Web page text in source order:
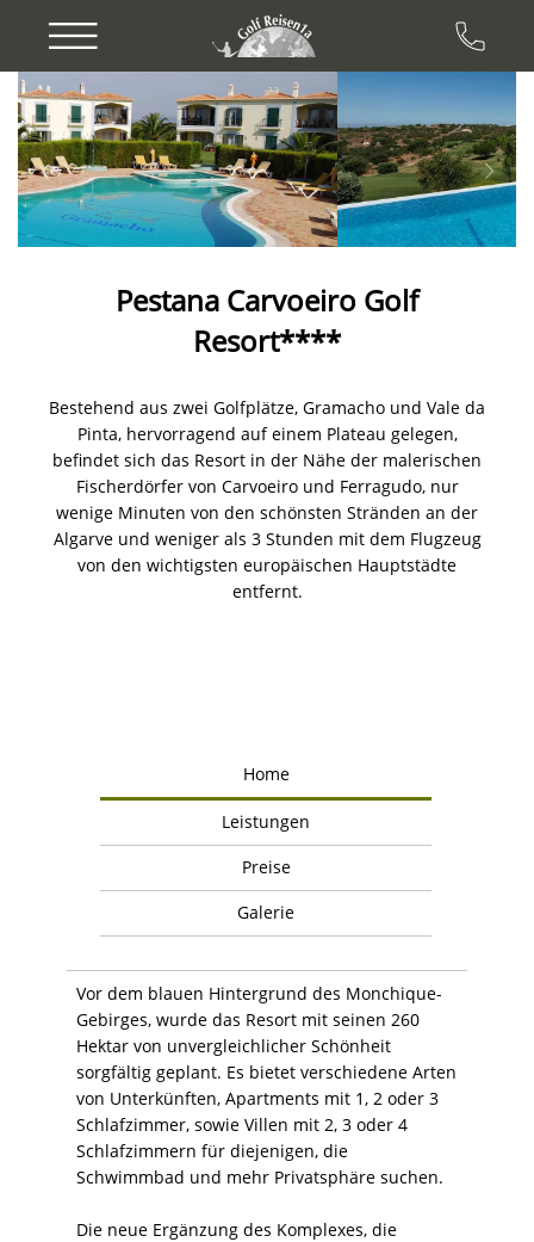
Previous Next
Pestana Carvoeiro Golf
Resort****
Bestehend aus zwei Golfplätze, Gramacho und Vale da
Pinta, hervorragend auf einem Plateau gelegen,
befindet sich das Resort in der Nähe der malerischen
Fischerdörfer von Carvoeiro und Ferragudo, nur
wenige Minuten von den schönsten Stränden an der
Algarve und weniger als 3 Stunden mit dem Flugzeug
von den wichtigsten europäischen Hauptstädte
entfernt.
Home
Leistungen
Preise
Galerie
Vor dem blauen Hintergrund des Monchique-
Gebirges, wurde das Resort mit seinen 260
Hektar von unvergleichlicher Schönheit
sorgfältig geplant. Es bietet verschiedene Arten
von Unterkünften, Apartments mit 1, 2 oder 3
Schlafzimmer, sowie Villen mit 2, 3 oder 4
Schlafzimmern für diejenigen, die
Schwimmbad und mehr Privatsphäre suchen.
Die neue Ergänzung des Komplexes, die